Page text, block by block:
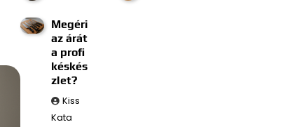
Megéri
az árát
a profi
késkés
zlet?
Kiss
Kata